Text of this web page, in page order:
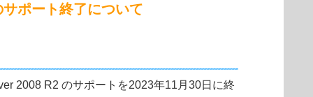
ポート終了について
2008 R2 のサポートを2023年11月30日に終